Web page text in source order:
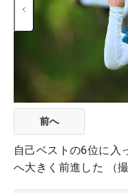
前へ
自己ベストの6位に入
へ大きく前進した （